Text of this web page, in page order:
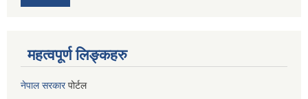
महत्वपूर्ण लिङ्कहरु
नेपाल सरकारपोर्टल